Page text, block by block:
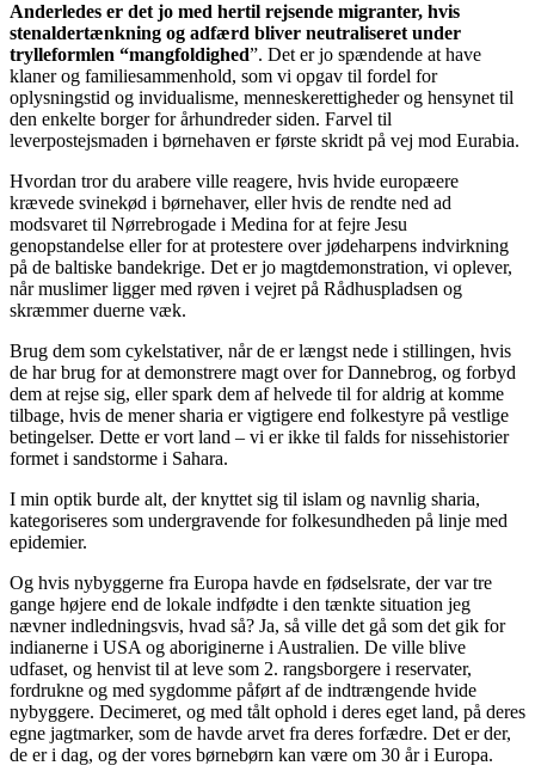
Anderledes er det jo med hertil rejsende migranter, hvis
stenaldertænkning og adfærd bliver neutraliseret under
trylleformlen “mangfoldighed”. Det er jo spændende at have
klaner og familiesammenhold, som vi opgav til fordel for
oplysningstid og invidualisme, menneskerettigheder og hensynet til
den enkelte borger for århundreder siden. Farvel til
leverpostejsmaden i børnehaven er første skridt på vej mod Eurabia.
Hvordan tror du arabere ville reagere, hvis hvide europæere
krævede svinekød i børnehaver, eller hvis de rendte ned ad
modsvaret til Nørrebrogade i Medina for at fejre Jesu
genopstandelse eller for at protestere over jødeharpens indvirkning
på de baltiske bandekrige. Det er jo magtdemonstration, vi oplever,
når muslimer ligger med røven i vejret på Rådhuspladsen og
skræmmer duerne væk.
Brug dem som cykelstativer, når de er længst nede i stillingen, hvis
de har brug for at demonstrere magt over for Dannebrog, og forbyd
dem at rejse sig, eller spark dem af helvede til for aldrig at komme
tilbage, hvis de mener sharia er vigtigere end folkestyre på vestlige
betingelser. Dette er vort land – vi er ikke til falds for nissehistorier
formet i sandstorme i Sahara.
I min optik burde alt, der knyttet sig til islam og navnlig sharia,
kategoriseres som undergravende for folkesundheden på linje med
epidemier.
Og hvis nybyggerne fra Europa havde en fødselsrate, der var tre
gange højere end de lokale indfødte i den tænkte situation jeg
nævner indledningsvis, hvad så? Ja, så ville det gå som det gik for
indianerne i USA og aboriginerne i Australien. De ville blive
udfaset, og henvist til at leve som 2. rangsborgere i reservater,
fordrukne og med sygdomme påført af de indtrængende hvide
nybyggere. Decimeret, og med tålt ophold i deres eget land, på deres
egne jagtmarker, som de havde arvet fra deres forfædre. Det er der,
de er i dag, og der vores børnebørn kan være om 30 år i Europa.